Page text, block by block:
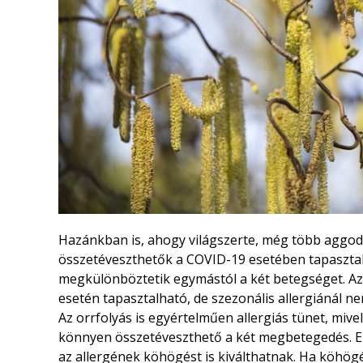
Hazánkban is, ahogy világszerte, még több
összetéveszthetők a COVID-19 esetében
megkülönböztetik egymástól a két betegséget.
esetén tapasztalható, de szezonális allergiánál
Az orrfolyás is egyértelműen allergiás tünet,
könnyen összetéveszthető a két megbetegedés.
az allergének köhögést is kiválthatnak. Ha